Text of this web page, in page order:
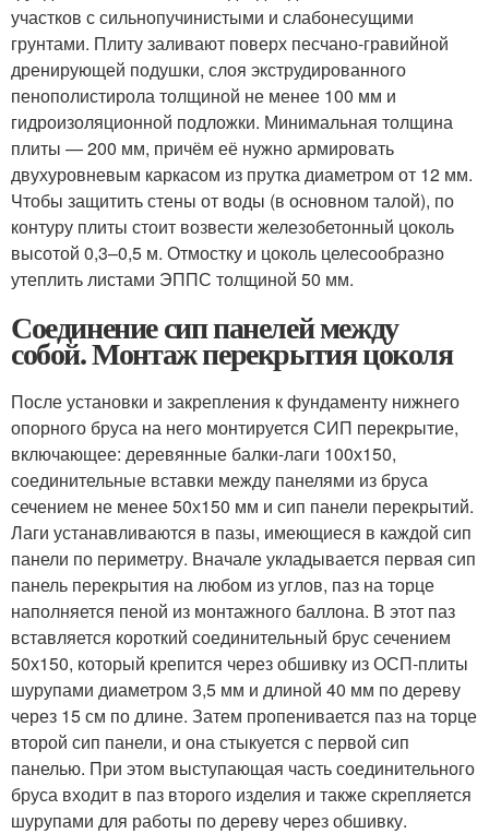
участков с сильнопучинистыми и слабонесущими
грунтами. Плиту заливают поверх песчано-гравийной
дренирующей подушки, слоя экструдированного
пенополистирола толщиной не менее 100 мм и
гидроизоляционной подложки. Минимальная толщина
плиты — 200 мм, причём её нужно армировать
двухуровневым каркасом из прутка диаметром от 12 мм.
Чтобы защитить стены от воды (в основном талой), по
контуру плиты стоит возвести железобетонный цоколь
высотой 0,3–0,5 м. Отмостку и цоколь целесообразно
утеплить листами ЭППС толщиной 50 мм.
Соединение сип панелей между
собой. Монтаж перекрытия цоколя
После установки и закрепления к фундаменту нижнего
опорного бруса на него монтируется СИП перекрытие,
включающее: деревянные балки-лаги 100х150,
соединительные вставки между панелями из бруса
сечением не менее 50х150 мм и сип панели перекрытий.
Лаги устанавливаются в пазы, имеющиеся в каждой сип
панели по периметру. Вначале укладывается первая сип
панель перекрытия на любом из углов, паз на торце
наполняется пеной из монтажного баллона. В этот паз
вставляется короткий соединительный брус сечением
50х150, который крепится через обшивку из ОСП-плиты
шурупами диаметром 3,5 мм и длиной 40 мм по дереву
через 15 см по длине. Затем пропенивается паз на торце
второй сип панели, и она стыкуется с первой сип
панелью. При этом выступающая часть соединительного
бруса входит в паз второго изделия и также скрепляется
шурупами для работы по дереву через обшивку.